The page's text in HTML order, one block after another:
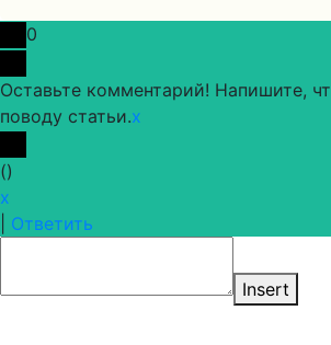
0
Оставьте комментарий! Напишите,
поводу статьи.x
()
x
Ответить
Insert